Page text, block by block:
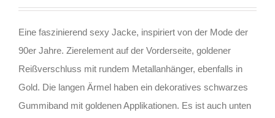
Eine faszinierend sexy Jacke, inspiriert von der Mode der
90er Jahre. Zierelement auf der Vorderseite, goldener
Reißverschluss mit rundem Metallanhänger, ebenfalls in
Gold. Die langen Ärmel haben ein dekoratives schwarzes
Gummiband mit goldenen Applikationen. Es ist auch unten